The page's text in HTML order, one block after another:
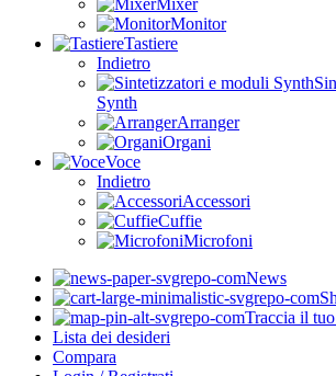
Mixer
Monitor
Tastiere
Indietro
Synth
Arranger
Organi
Voce
Indietro
Accessori
Cuffie
Microfoni
News
Traccia il
Lista dei desideri
Compara